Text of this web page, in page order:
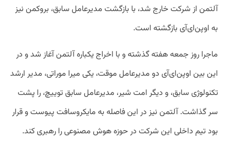
آلتمن از شرکت خارج شد، با بازگشت مدیرعامل سابق، بروکمن نیز
به اوپن‌ای‌آی بازگشته است.
ماجرا روز جمعه هفته گذشته و با اخراج یکباره آلتمن آغاز شد و در
این بین اوپن‌ای‌آی دو مدیرعامل موقت، یکی میرا موراتی، مدیر ارشد
تکنولوژی سابق، و دیگر امت شیر، مدیرعامل سابق توییچ، را پشت
سر گذاشت. آلتمن نیز در این فاصله به مایکروسافت پیوست و قرار
بود تیم داخلی این شرکت در حوزه هوش مصنوعی را رهبری کند.